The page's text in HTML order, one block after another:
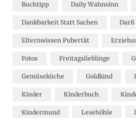
Buchtipp Daily Wahnsinn
Dankbarkeit Statt Sachen Darß
Elternwissen Pubertät
Fotos Freitagslieblinge
Gemüseküche Goldkind
Kinder Kinderbuch
Kindermund Lesehöhle